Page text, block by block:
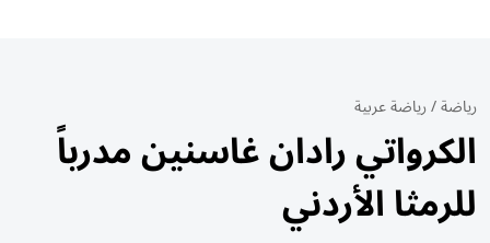
رياضة/رياضة عربية
الكرواتي رادان غاسنين مدرباً
للرمثا الأردني